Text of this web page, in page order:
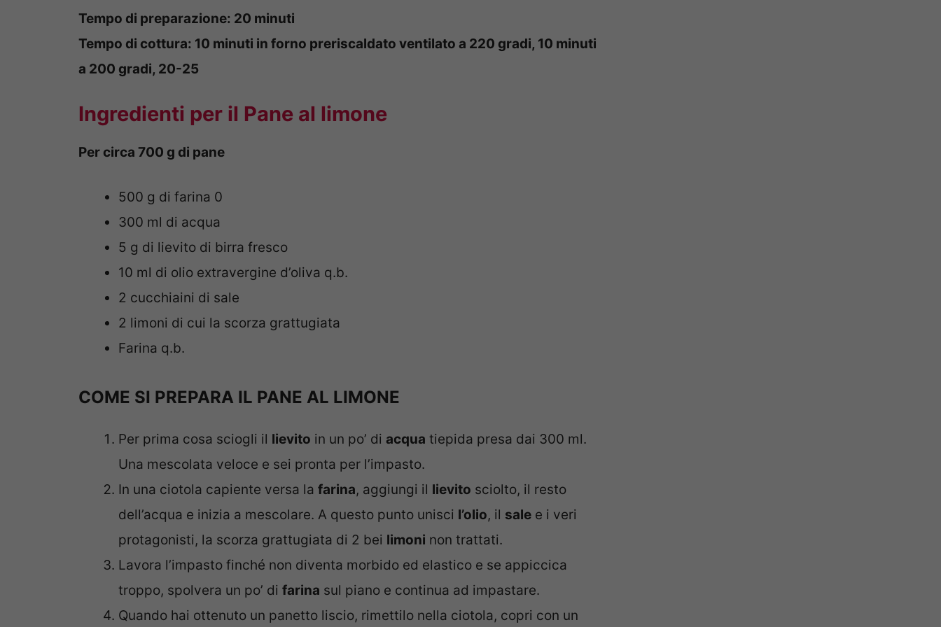
Tempo di preparazione: 20 minuti
Tempo di cottura: 10 minuti in forno preriscaldato ventilato a 220 gradi, 10 minuti
a 200 gradi, 20-25
Ingredienti per il Pane al limone
Per circa 700 g di pane
500 g di farina 0
300 ml di acqua
5 g di lievito di birra fresco
10 ml di olio extravergine d’oliva q.b.
2 cucchiaini di sale
2 limoni di cui la scorza grattugiata
Farina q.b.
COME SI PREPARA IL PANE AL LIMONE
Per prima cosa sciogli il lievito in un po’ di acqua tiepida presa dai 300 ml.
Una mescolata veloce e sei pronta per l’impasto.
In una ciotola capiente versa la farina, aggiungi il lievito sciolto, il resto
dell’acqua e inizia a mescolare. A questo punto unisci l’olio, il sale e i veri
protagonisti, la scorza grattugiata di 2 bei limoni non trattati.
Lavora l’impasto finché non diventa morbido ed elastico e se appiccica
troppo, spolvera un po’ di farina sul piano e continua ad impastare.
Quando hai ottenuto un panetto liscio, rimettilo nella ciotola, copri con un